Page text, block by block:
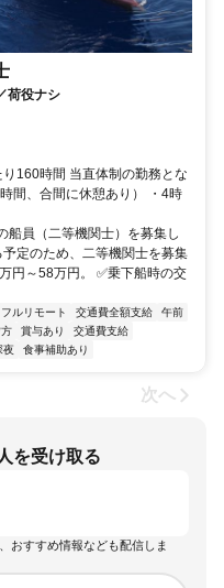
荷役ナシ
160時間 当直体制の勤務とな
間、合間に休憩あり） ・4時
員（二等機関士）を募集し
定のため、二等機関士を募集
円～58万円。 ✅乗下船時の交
フルリモート 交通費全額支給
午前
方 賞与あり
交通費支給
夜 食事補助あり
次へ
を受け取る
おすすめ情報なども配信しま